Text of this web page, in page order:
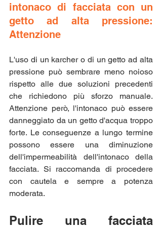
intonaco di facciata con un
getto ad alta pressione:
Attenzione
L'uso di un karcher o di un getto ad alta
pressione può sembrare meno noioso
rispetto alle due soluzioni precedenti
che richiedono più sforzo manuale.
Attenzione però, l'intonaco può essere
danneggiato da un getto d'acqua troppo
forte. Le conseguenze a lungo termine
possono essere una diminuzione
dell'impermeabilità dell'intonaco della
facciata. Si raccomanda di procedere
con cautela e sempre a potenza
moderata.
Pulire una facciata